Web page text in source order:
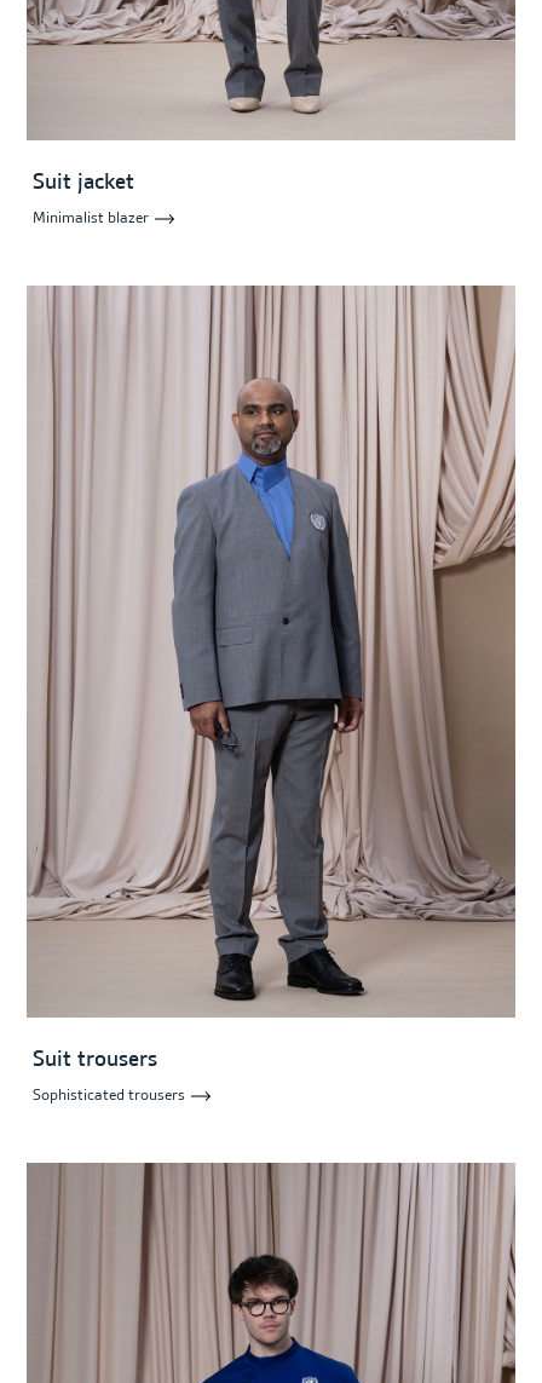
Suit jacket
Minimalist blazer
Suit trousers
Sophisticated trousers